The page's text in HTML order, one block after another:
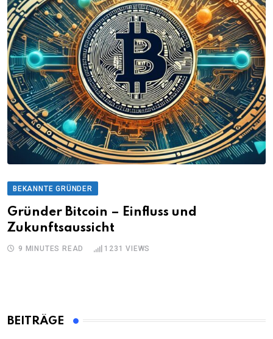
BEKANNTE GRÜNDER
Gründer Bitcoin – Einfluss und
Zukunftsaussicht
9 MINUTES READ 1231 VIEWS
BEITRÄGE